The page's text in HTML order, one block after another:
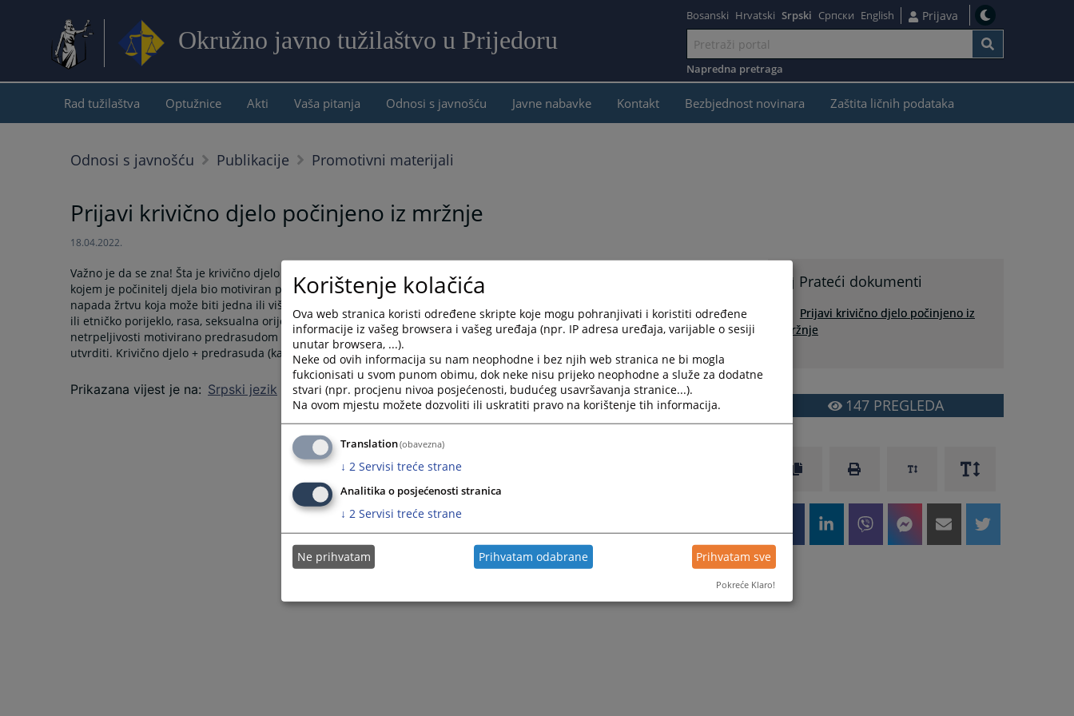
Okružno javno tužilaštvo u Prijedoru
sadržaj
Bosanski Hrvatski Srpski Српски English Prijava
Napredna pretraga
Rad tužilaštva Optužnice Akti Vaša pitanja Odnosi s javnošću Javne nabavke Kontakt Bezbjednost novinara Zaštita ličnih podataka
Odnosi s javnošću Publikacije Promotivni materijali
Prijavi krivično djelo počinjeno iz mržnje
18.04.2022.
Važno je da se zna! Šta je krivično djelo počinjeno iz mržnje? Krivično djelo počinjeno iz mržnje je svako krivično djelo u
kojem je počinitelj djela bio motiviran predrasudom. Kod krivičnog djela počinjenog iz mržnje, jedan ili više počinitelja
napada žrtvu koja može biti jedna ili više osoba ili imovina, zbog zaštićenog aspekta identiteta te žrtve, kao što su vjera
ili etničko porijeklo, rasa, seksualna orijentacija ili invaliditet. Slično tome, incident počinjen iz mržnje je ispoljavanje
netrpeljivosti motivirano predrasudom koje nema elemente krivičnog djela, ili se njegova krivična priroda tek treba
utvrditi. Krivično djelo + predrasuda (kao motiv) = krivično djelo počinjeno iz mržnje. - izvor OSCE
Prikazana vijest je na: Srpski jezik
Prateći dokumenti
Prijavi krivično djelo počinjeno iz
mržnje
147PREGLEDA
Korištenje kolačića
Ova web stranica koristi određene skripte koje mogu pohranjivati i koristiti određene
informacije iz vašeg browsera i vašeg uređaja (npr. IP adresa uređaja, varijable o sesiji
unutar browsera, ...).
Neke od ovih informacija su nam neophodne i bez njih web stranica ne bi mogla
fukcionisati u svom punom obimu, dok neke nisu prijeko neophodne a služe za dodatne
stvari (npr. procjenu nivoa posjećenosti, budućeg usavršavanja stranice...).
Na ovom mjestu možete dozvoliti ili uskratiti pravo na korištenje tih informacija.
Translation(obavezna)
↓ 2 Servisi treće strane
Analitika o posjećenosti stranica
↓ 2 Servisi treće strane
Ne prihvatam Prihvatam odabrane Prihvatam sve
Pokreće Klaro!